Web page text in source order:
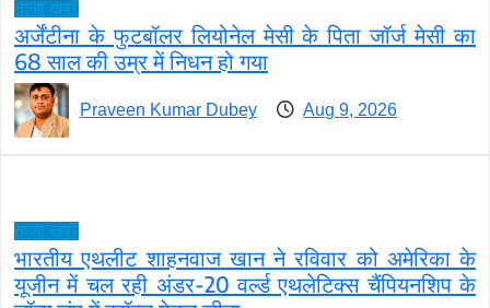
अर्जेंटीना के फुटबॉलर लियोनेल मेसी के पिता जॉर्ज मेसी का
68 साल की उम्र में निधन हो गया
Praveen Kumar Dubey Aug 9, 2026
भारतीय एथलीट शाहनवाज खान ने रविवार को अमेरिका के
यूजीन में चल रही अंडर-20 वर्ल्ड एथलेटिक्स चैंपियनशिप के